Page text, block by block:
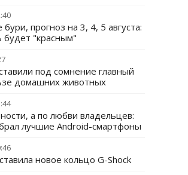
прогноз на 3, 4, 5 августа:
будет "красным"
под сомнение главный
домашних животных
а по любви владельцев:
лучшие Android-смартфоны
новое кольцо G-Shock